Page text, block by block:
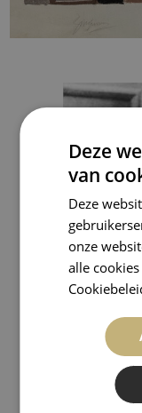
Deze
van
Deze
onze
alle